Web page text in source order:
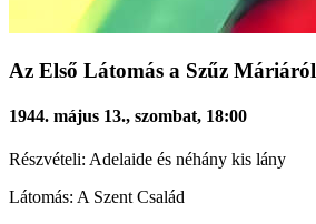
Az Első Látomás a Szűz Máriáról
1944. május 13., szombat, 18:00
Részvételi: Adelaide és néhány kis lány
Látomás: A Szent Család